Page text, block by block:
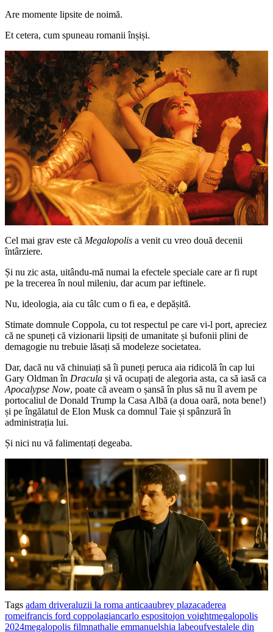
Are momente lipsite de noimă.
Et cetera, cum spuneau romanii înșiși.
Cel mai grav este că Megalopolis a venit cu vreo două decenii
întârziere.
Și nu zic asta, uitându-mă numai la efectele speciale care ar fi rupt
pe la trecerea în noul mileniu, dar acum par ieftinele.
Nu, ideologia, aia cu tâlc cum o fi ea, e depășită.
Stimate domnule Coppola, cu tot respectul pe care vi-l port, apreciez
că ne spuneți că vizionarii lipsiți de umanitate și bufonii plini de
demagogie nu trebuie lăsați să modeleze societatea.
Dar, dacă nu vă chinuiați să îi puneți peruca aia ridicolă în cap lui
Gary Oldman în Dracula și vă ocupați de alegoria asta, ca să iasă ca
Apocalypse Now, poate că aveam o șansă în plus să nu îl avem pe
portocaliul de Donald Trump la Casa Albă (a doua oară, nota bene!)
și pe îngălatul de Elon Musk ca domnul Taie și spânzură în
administrația lui.
Și nici nu vă falimentați degeaba.
Tags adam driveraluzii la roma anticaaubrey plazacaderea
romeifrancis ford coppolagiancarlo espositojon voightmegalopolis
2024megalopolis filmnathalie emmanuelshia labeoufvestalele din